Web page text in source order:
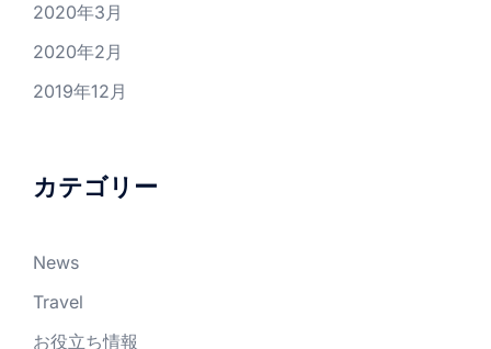
2020年3月
2020年2月
2019年12月
カテゴリー
News
Travel
お役立ち情報